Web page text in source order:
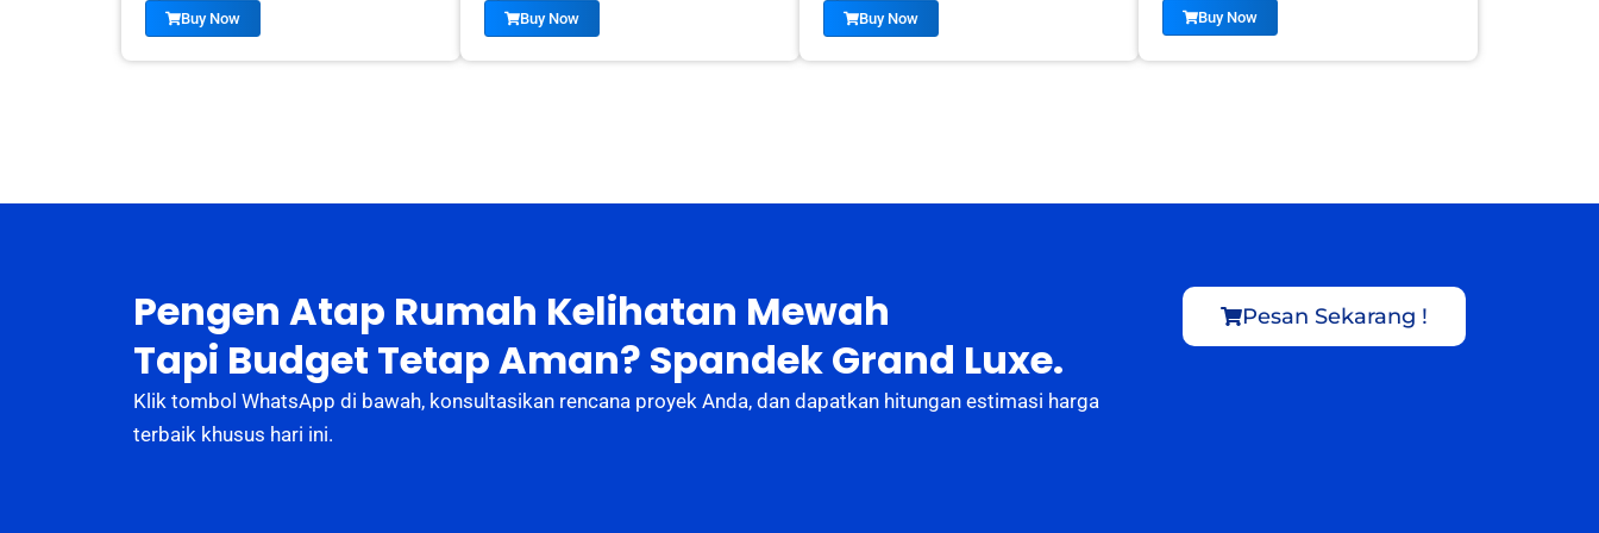
Buy Now Buy Now Buy Now Buy Now
Pengen Atap Rumah Kelihatan Mewah
Tapi Budget Tetap Aman? Spandek Grand Luxe.
Klik tombol WhatsApp di bawah, konsultasikan rencana proyek Anda, dan dapatkan hitungan estimasi harga
terbaik khusus hari ini.
Pesan Sekarang !